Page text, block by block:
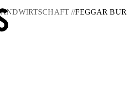
//FEGGAR BUR